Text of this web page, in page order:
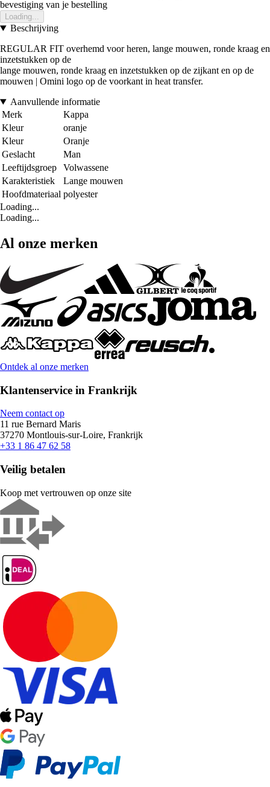
bevestiging van je bestelling
Loading...
Beschrijving
REGULAR FIT overhemd voor heren, lange mouwen, ronde kraag en
inzetstukken op de
lange mouwen, ronde kraag en inzetstukken op de zijkant en op de
mouwen | Omini logo op de voorkant in heat transfer.
Aanvullende informatie
Merk
Kappa
Kleur
oranje
Kleur
Oranje
Geslacht
Man
Leeftijdsgroep
Volwassene
Karakteristiek
Lange mouwen
Hoofdmateriaal polyester
Loading...
Loading...
Al onze merken
Ontdek al onze merken
Klantenservice in Frankrijk
Neem contact op
11 rue Bernard Maris
37270 Montlouis-sur-Loire, Frankrijk
+33 1 86 47 62 58
Veilig betalen
Koop met vertrouwen op onze site